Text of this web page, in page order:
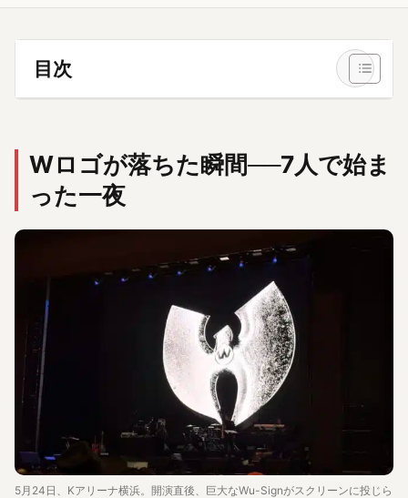
目次
Wロゴが落ちた瞬間──7人で始ま
った一夜
5月24日、Kアリーナ横浜。開演直後、巨大なWu-Signがスクリーンに投じら